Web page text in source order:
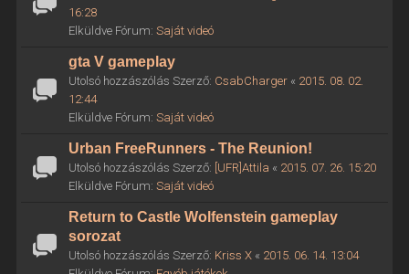
16:28
Elküldve Fórum: Saját videó
gta V gameplay
Utolsó hozzászólás Szerző: CsabCharger« 2015. 08. 02.
12:44
Elküldve Fórum: Saját videó
Urban FreeRunners - The Reunion!
Utolsó hozzászólás Szerző: [UFR]Attila « 2015. 07. 26. 15:20
Elküldve Fórum: Saját videó
Return to Castle Wolfenstein gameplay
sorozat
Utolsó hozzászólás Szerző: Kriss X« 2015. 06. 14. 13:04